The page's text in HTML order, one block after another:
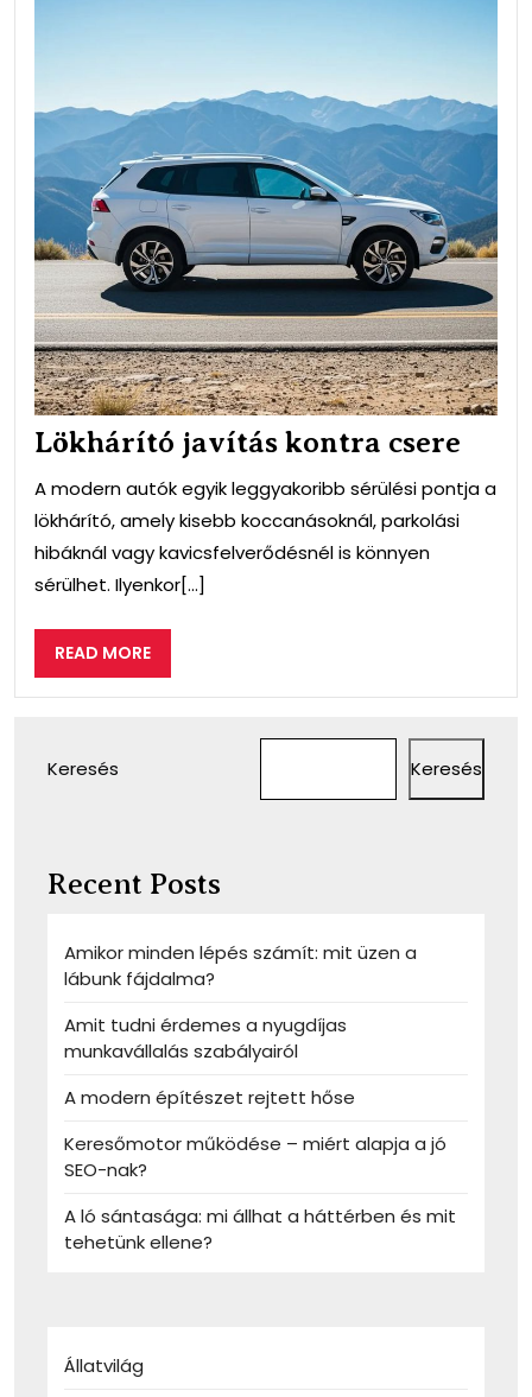
Lökhárító javítás kontra csere
A modern autók egyik leggyakoribb sérülési pontja a
lökhárító, amely kisebb koccanásoknál, parkolási
hibáknál vagy kavicsfelverődésnél is könnyen
sérülhet. Ilyenkor[...]
READ MOREREAD
MORE
Keresés Keresés
Recent Posts
Amikor minden lépés számít: mit üzen a
lábunk fájdalma?
Amit tudni érdemes a nyugdíjas
munkavállalás szabályairól
A modern építészet rejtett hőse
Keresőmotor működése – miért alapja a jó
SEO-nak?
A ló sántasága: mi állhat a háttérben és mit
tehetünk ellene?
Állatvilág